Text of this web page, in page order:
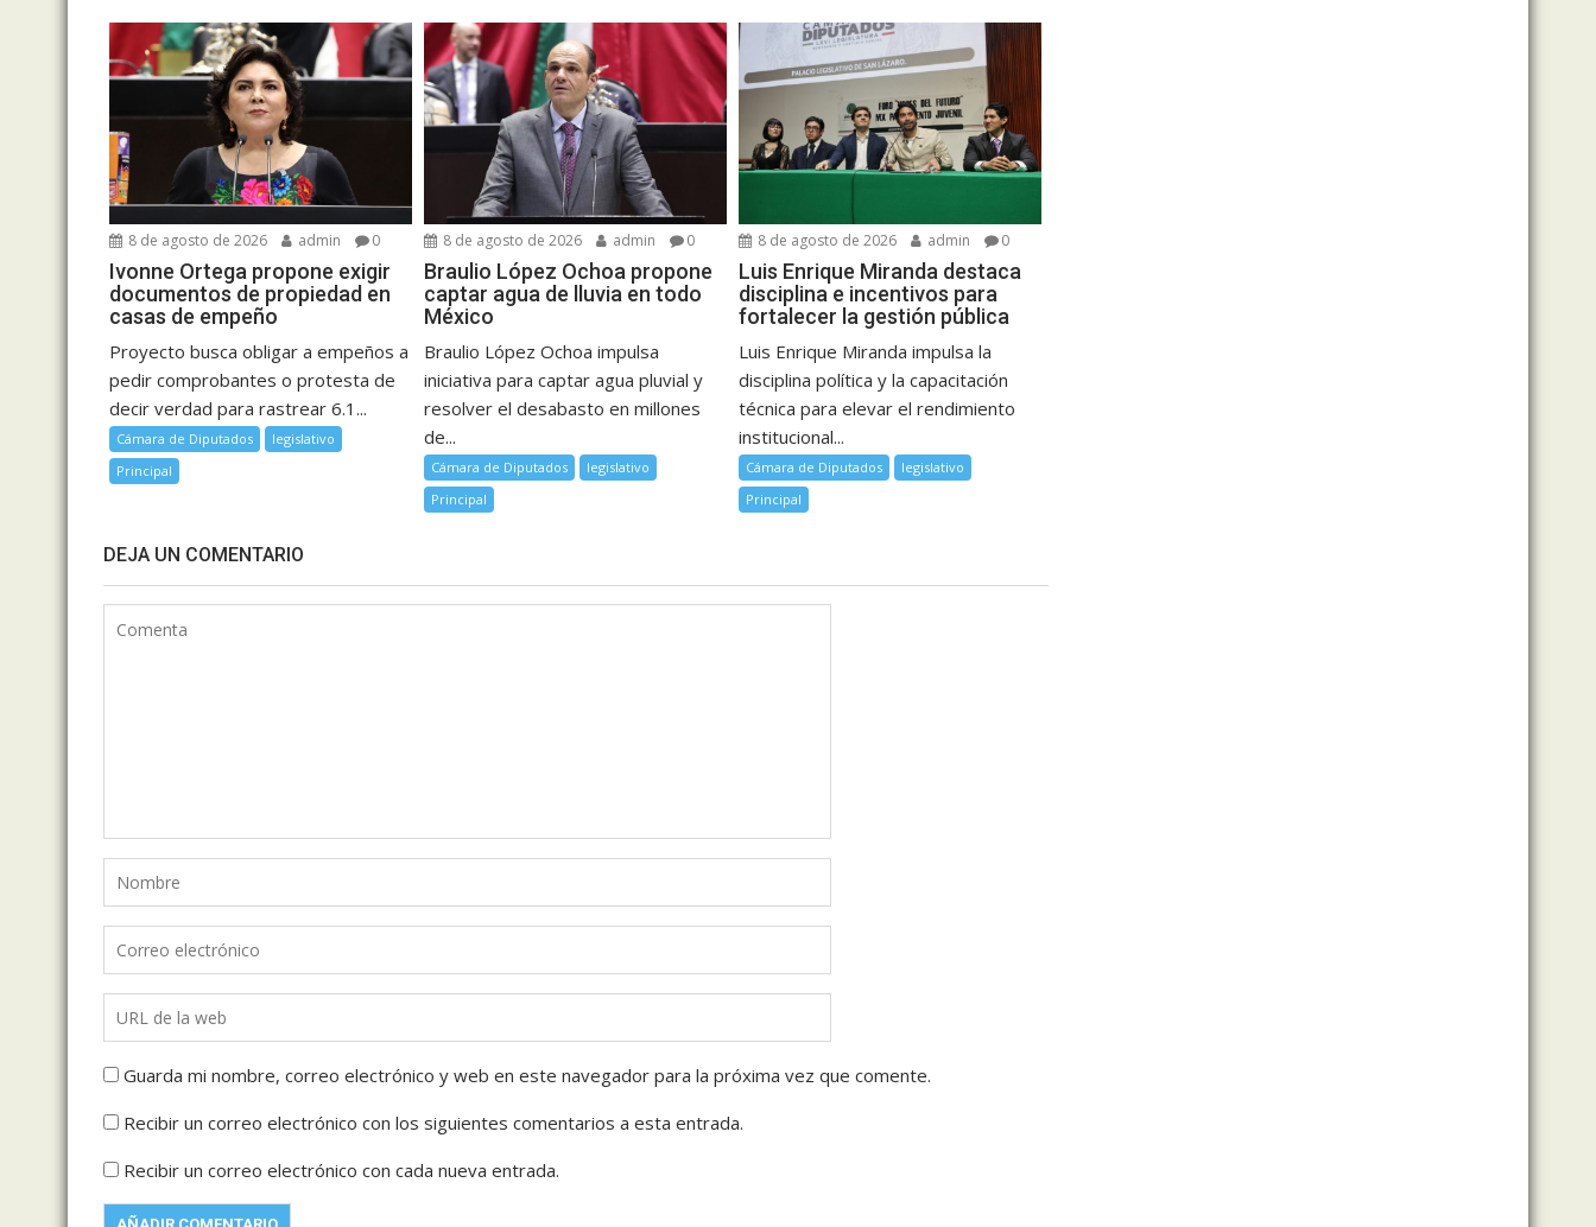
8 de agosto de 2026 admin 0
Ivonne Ortega propone exigir
documentos de propiedad en
casas de empeño
Proyecto busca obligar a empeños a
pedir comprobantes o protesta de
decir verdad para rastrear 6.1...
Cámara de Diputados
legislativo
Principal
8 de agosto de 2026 admin 0
Braulio López Ochoa propone
captar agua de lluvia en todo
México
Braulio López Ochoa impulsa
iniciativa para captar agua pluvial y
resolver el desabasto en millones
de...
Cámara de Diputados
legislativo
Principal
8 de agosto de 2026 admin 0
Luis Enrique Miranda destaca
disciplina e incentivos para
fortalecer la gestión pública
Luis Enrique Miranda impulsa la
disciplina política y la capacitación
técnica para elevar el rendimiento
institucional...
Cámara de Diputados
legislativo
Principal
DEJA UN COMENTARIO
Guarda mi nombre, correo electrónico y web en este navegador para la próxima vez que comente.
Recibir un correo electrónico con los siguientes comentarios a esta entrada.
Recibir un correo electrónico con cada nueva entrada.